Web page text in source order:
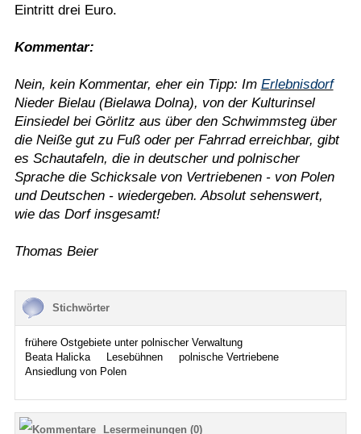
Eintritt drei Euro.
Kommentar:
Nein, kein Kommentar, eher ein Tipp: Im Erlebnisdorf
Nieder Bielau (Bielawa Dolna), von der Kulturinsel
Einsiedel bei Görlitz aus über den Schwimmsteg über
die Neiße gut zu Fuß oder per Fahrrad erreichbar, gibt
es Schautafeln, die in deutscher und polnischer
Sprache die Schicksale von Vertriebenen - von Polen
und Deutschen - wiedergeben. Absolut sehenswert,
wie das Dorf insgesamt!
Thomas Beier
Stichwörter
frühere Ostgebiete unter polnischer Verwaltung
Beata Halicka
Lesebühnen
polnische Vertriebene
Ansiedlung von Polen
Lesermeinungen (0)